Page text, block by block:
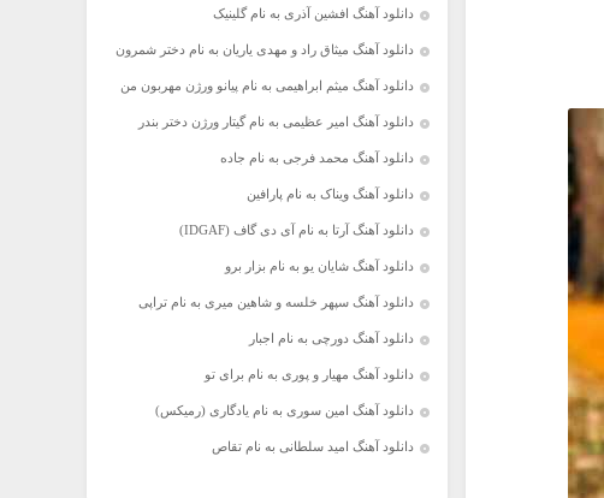
دانلود آهنگ افشین آذری به نام گلینیک
دانلود آهنگ میثاق راد و مهدی یاریان به نام دختر شمرون
دانلود آهنگ میثم ابراهیمی به نام پیانو ورژن مهربون من
دانلود آهنگ امیر عظیمی به نام گیتار ورژن دختر بندر
دانلود آهنگ محمد فرجی به نام جاده
دانلود آهنگ ویناک به نام پارافین
دانلود آهنگ آرتا به نام آی دی گاف (IDGAF)
دانلود آهنگ شایان یو به نام بزار برو
دانلود آهنگ سپهر خلسه و شاهین میری به نام تراپی
دانلود آهنگ دورچی به نام اجبار
دانلود آهنگ مهیار و پوری به نام برای تو
دانلود آهنگ امین سوری به نام یادگاری (رمیکس)
دانلود آهنگ امید سلطانی به نام تقاص